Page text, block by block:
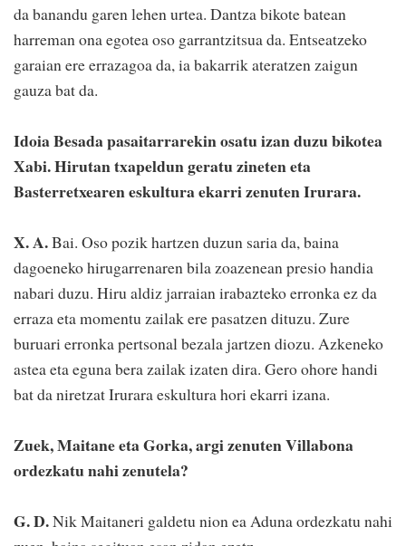
da banandu garen lehen urtea. Dantza bikote batean
harreman ona egotea oso garrantzitsua da. Entseatzeko
garaian ere errazagoa da, ia bakarrik ateratzen zaigun
gauza bat da.
Idoia Besada pasaitarrarekin osatu izan duzu bikotea
Xabi. Hirutan txapeldun geratu zineten eta
Basterretxearen eskultura ekarri zenuten Irurara.
X. A.Bai. Oso pozik hartzen duzun saria da, baina
dagoeneko hirugarrenaren bila zoazenean presio handia
nabari duzu. Hiru aldiz jarraian irabazteko erronka ez da
erraza eta momentu zailak ere pasatzen dituzu. Zure
buruari erronka pertsonal bezala jartzen diozu. Azkeneko
astea eta eguna bera zailak izaten dira. Gero ohore handi
bat da niretzat Irurara eskultura hori ekarri izana.
Zuek, Maitane eta Gorka, argi zenuten Villabona
ordezkatu nahi zenutela?
G. D.Nik Maitaneri galdetu nion ea Aduna ordezkatu nahi